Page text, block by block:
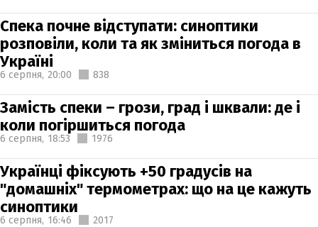
Спека почне відступати: синоптики
розповіли, коли та як зміниться погода в
Україні
6 серпня, 20:00 838
Замість спеки – грози, град і шквали: де і
коли погіршиться погода
6 серпня, 18:53 1976
Українці фіксують +50 градусів на
"домашніх" термометрах: що на це кажуть
синоптики
6 серпня, 16:46 2017